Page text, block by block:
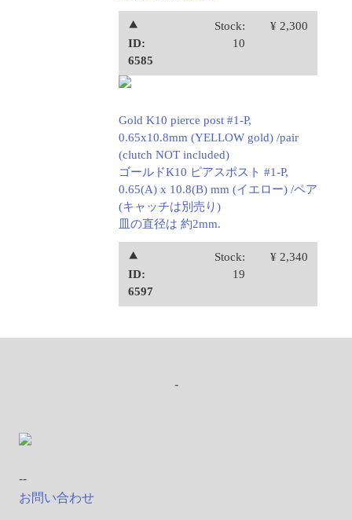
⯅
ID:
6585
Stock:
10
¥ 2,300
Gold K10 pierce post #1-P,
0.65x10.8mm (YELLOW gold) /pair
(clutch NOT included)
ゴールドK10 ピアスポスト #1-P,
0.65(A) x 10.8(B) mm (イエロー) /ペア
(キャッチは別売り)
皿の直径は 約2mm.
⯅
ID:
6597
Stock:
19
¥ 2,340
-
--
お問い合わせ